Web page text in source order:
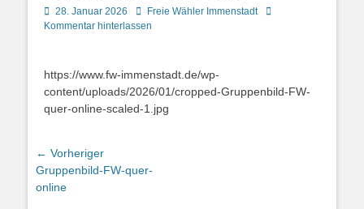
Posted
on
28. Januar 2026 AutorFreie Wähler Immenstadt
Kommentar hinterlassen
https://www.fw-immenstadt.de/wp-
content/uploads/2026/01/cropped-Gruppenbild-FW-
quer-online-scaled-1.jpg
Beitragsnavigation
← Vorheriger
Vorheriger
Beitrag:
Gruppenbild-FW-quer-
online